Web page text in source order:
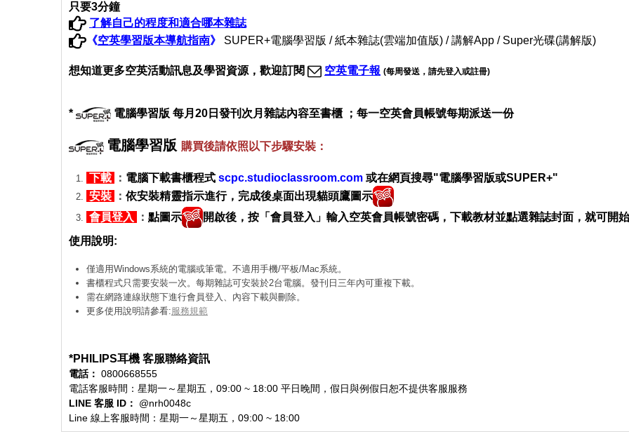
只要3分鐘
了解自己的程度和適合哪本雜誌
《空英學習版本導航指南》 SUPER+電腦學習版 / 紙本雜誌(雲端加值版) / 講解App / Super光碟(講解版)
想知道更多空英活動訊息及學習資源，歡迎訂閱 空英電子報 (每周發送 ，請先登入或註冊)
* 電腦學習版 每月20日發刊次月雜誌內容至書櫃 ； 每一空英會員帳號每期派送一份
電腦學習版 購買後請依照以下步驟安裝：
下載 ： 電腦下載書櫃程式 scpc.studioclassroom.com 或在網頁搜尋"電腦學習版或SUPER+"
安裝
： 依安裝精靈指示進行，完成後桌面出現貓頭鷹圖示
會員登入
： 點圖示 開啟後，按「會員登入」輸入空英會員帳號密碼，下載教材並點選雜誌封面，就可開始
使用說明:
僅適用Windows系統的電腦或筆電。不適用手機/平板/Mac系統。
書櫃程式只需要安裝一次。每期雜誌可安裝於2台電腦。發刊日三年內可重複下載。
需在網路連線狀態下進行會員登入、內容下載與刪除。
更多使用說明請參看:服務規範
*PHILIPS耳機 客服聯絡資訊
電話： 0800668555
電話客服時間：星期一～星期五，09:00 ~ 18:00 平日晚間，假日與例假日恕不提供客服服務
LINE 客服 ID：
@nrh0048c
Line 線上客服時間：星期一～星期五，09:00 ~ 18:00